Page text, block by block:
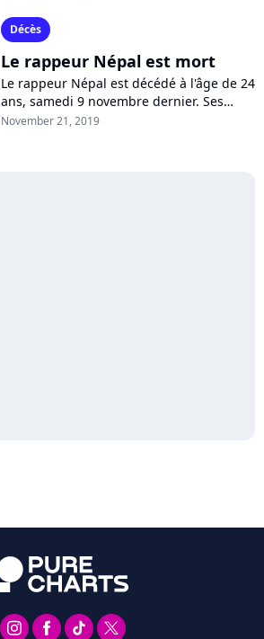
Décès
Le rappeur Népal est mort
Le rappeur Népal est décédé à l'âge de 24
ans, samedi 9 novembre dernier. Ses
proches ont fait l'annonce sur son compte
November 21, 2019